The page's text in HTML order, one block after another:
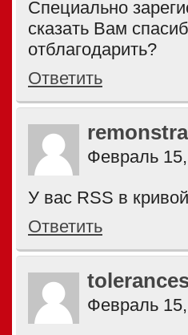
Специально
сказать Вам
отблагодарить?
Ответить
Февраль
У вас RSS в
Ответить
Февраль